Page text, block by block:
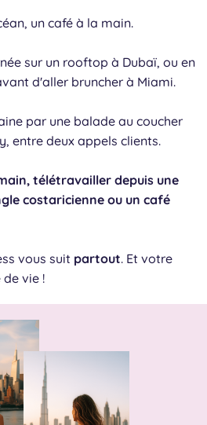
un café à la main.
sur un rooftop à Dubaï, ou en
d'aller bruncher à Miami.
par une balade au coucher
entre deux appels clients.
télétravailler depuis une
costaricienne ou un café
vous suit partout. Et votre
vie !